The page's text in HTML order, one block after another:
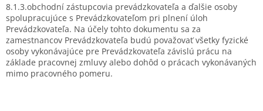
8.1.3.obchodní zástupcovia prevádzkovateľa a ďalšie osoby
spolupracujúce s Prevádzkovateľom pri plnení úloh
Prevádzkovateľa. Na účely tohto dokumentu sa za
zamestnancov Prevádzkovateľa budú považovať všetky fyzické
osoby vykonávajúce pre Prevádzkovateľa závislú prácu na
základe pracovnej zmluvy alebo dohôd o prácach vykonávaných
mimo pracovného pomeru.